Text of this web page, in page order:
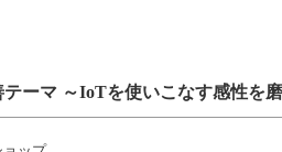
ーマ ～IoTを使いこなす感性を